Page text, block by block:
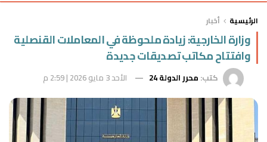
الرئيسية أخبار
وزارة الخارجية: زيادة ملحوظة في المعاملات القنصلية
وافتتاح مكاتب تصديقات جديدة
كتب: محرر الدولة 24 الأحد 3 مايو 2026 | 2:59 م